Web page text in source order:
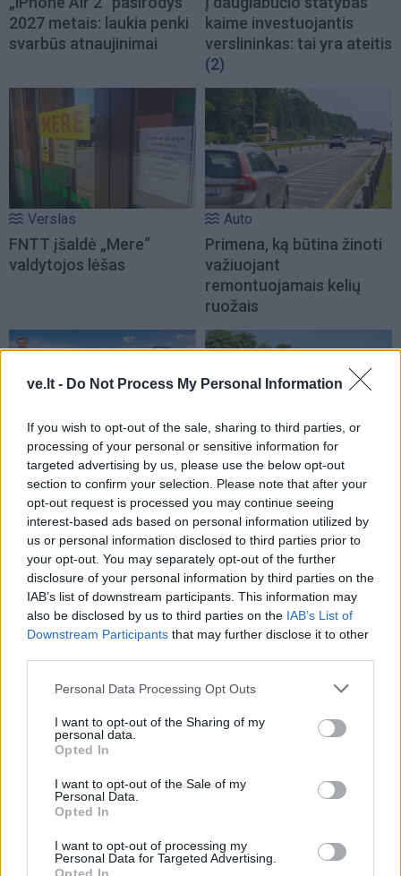
ve.lt - Do Not Process My Personal Information
If you wish to opt-out of the sale, sharing to third parties, or
processing of your personal or sensitive information for
targeted advertising by us, please use the below opt-out
section to confirm your selection. Please note that after your
opt-out request is processed you may continue seeing
interest-based ads based on personal information utilized by
us or personal information disclosed to third parties prior to
your opt-out. You may separately opt-out of the further
disclosure of your personal information by third parties on the
IAB’s list of downstream participants. This information may
also be disclosed by us to third parties on the IAB’s List of
Downstream Participants that may further disclose it to other
Personal Data Processing Opt Outs
I want to opt-out of the Sharing of my
personal data.
Opted In
I want to opt-out of the Sale of my
Personal Data.
Opted In
I want to opt-out of processing my
Personal Data for Targeted Advertising.
2027 metais: laukia penki
svarbūs atnaujinimai
kaime investuojantis
verslininkas: tai yra ateitis
(2)
Verslas
FNTT įšaldė „Mere“
valdytojos lėšas
Auto
Primena, ką būtina žinoti
važiuojant
remontuojamais kelių
ruožais
Auto
Kinijos gamintojai veržiasi
į Lietuvos rinką: egzotika
tampa rimta konkurencija
Auto
Pensijų pinigai -
naudotiems
automobiliams(1)
Auto
prabangiais namais ant
ratų: pristatytas
kemperis (nuotraukos)
Technologijos
moksle: galingiausias
paviršiaus kadrus